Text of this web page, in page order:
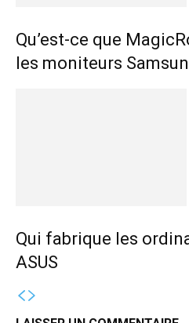
Qu’est-ce que
les moniteurs
Qui fabrique les
ASUS